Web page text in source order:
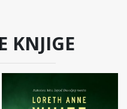
KNJIGE